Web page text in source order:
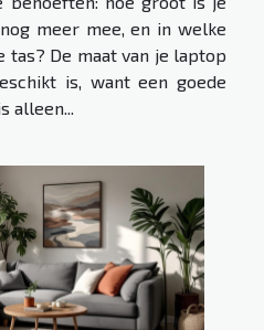
meer mee, en in welke
tas? De maat van je laptop
is, want een goede
alleen...